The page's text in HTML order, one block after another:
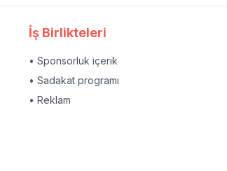
İş Birlikteleri
• Sponsorluk içerik
• Sadakat programı
• Reklam